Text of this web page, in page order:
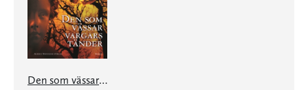
Den som vässar vargars tänder